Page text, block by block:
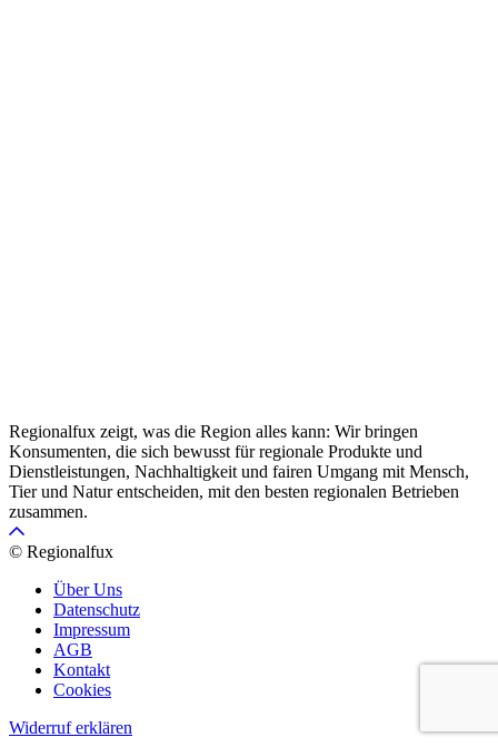
Regionalfux zeigt, was die Region alles kann: Wir bringen
Konsumenten, die sich bewusst für regionale Produkte und
Dienstleistungen, Nachhaltigkeit und fairen Umgang mit Mensch,
Tier und Natur entscheiden, mit den besten regionalen Betrieben
zusammen.
© Regionalfux
Über Uns
Datenschutz
Impressum
AGB
Kontakt
Cookies
Widerruf erklären